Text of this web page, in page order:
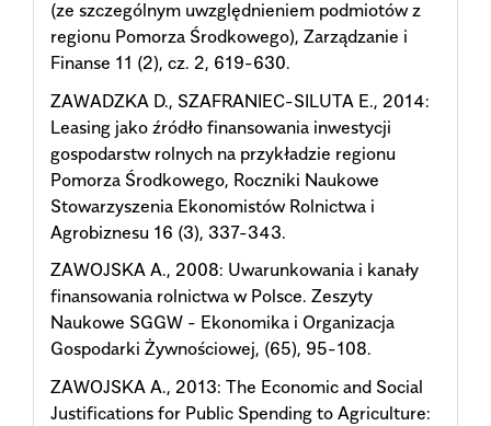
(ze szczególnym uwzględnieniem podmiotów z
regionu Pomorza Środkowego), Zarządzanie i
Finanse 11 (2), cz. 2, 619-630.
ZAWADZKA D., SZAFRANIEC-SILUTA E., 2014:
Leasing jako źródło finansowania inwestycji
gospodarstw rolnych na przykładzie regionu
Pomorza Środkowego, Roczniki Naukowe
Stowarzyszenia Ekonomistów Rolnictwa i
Agrobiznesu 16 (3), 337-343.
ZAWOJSKA A., 2008: Uwarunkowania i kanały
finansowania rolnictwa w Polsce. Zeszyty
Naukowe SGGW - Ekonomika i Organizacja
Gospodarki Żywnościowej, (65), 95-108.
ZAWOJSKA A., 2013: The Economic and Social
Justifications for Public Spending to Agriculture: